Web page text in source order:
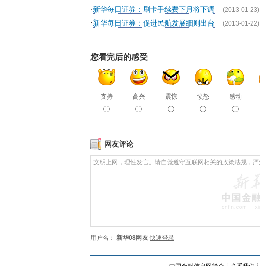
·新华每日证券：刷卡手续费下月将下调 (2013-01-23)
·新华每日证券：促进民航发展细则出台 (2013-01-22)
您看完后的感受
支持 高兴 震惊 愤怒 感动
网友评论
用户名： 新华08网友 快速登录